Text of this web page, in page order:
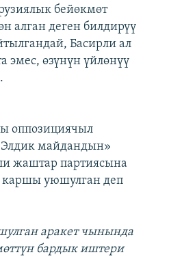
бейөкмөт
алган деген билдирүү
Басирли ал
эмес, өзүнүн үйлөнүү
оппозициячыл
майдандын»
жаштар партиясына
каршы уюшулган деп
аракет чынында
бардык иштери